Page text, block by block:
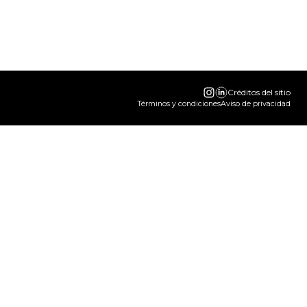
Créditos del sitio
Términos y condicionesAviso de privacidad